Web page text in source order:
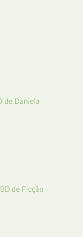
de Daniela
de Ficção